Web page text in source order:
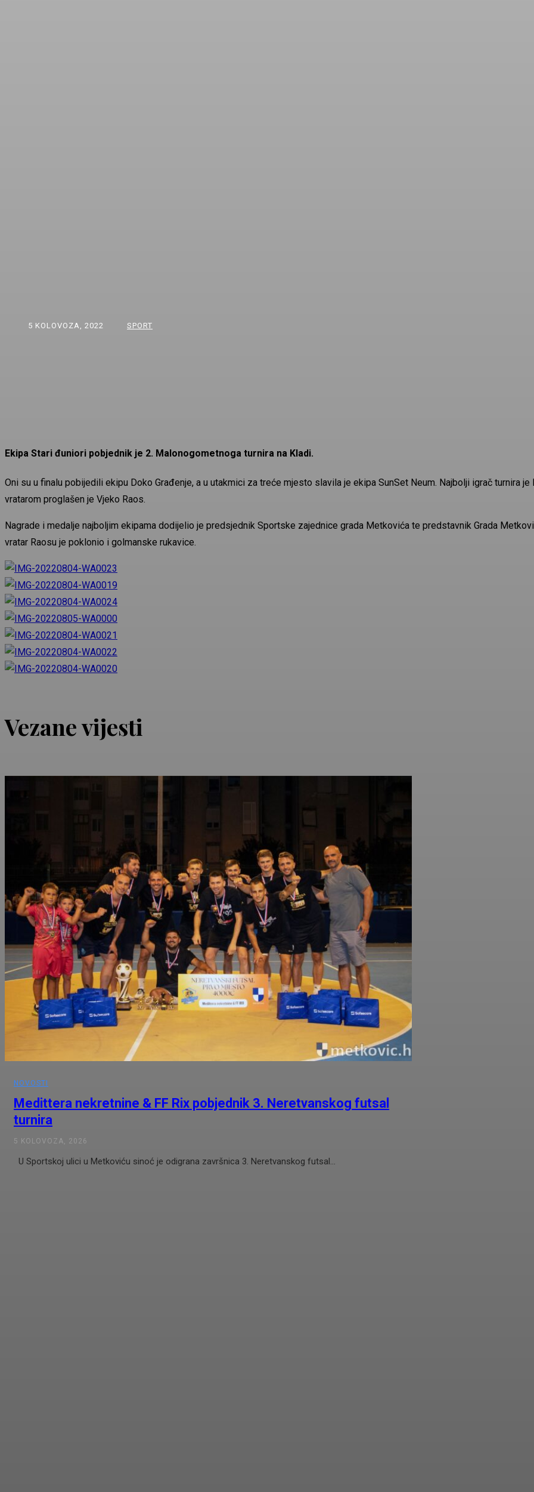
5 KOLOVOZA, 2022 SPORT
Ekipa Stari đuniori pobjednik je 2. Malonogometnoga turnira na Kladi.
Oni su u finalu pobijedili ekipu Doko Građenje, a u utakmici za treće mjesto slavila je ekipa SunSet Neum. Najbolji igrač turnira
vratarom proglašen je Vjeko Raos.
Nagrade i medalje najboljim ekipama dodijelio je predsjednik Sportske zajednice grada Metkovića te predstavnik Grada
vratar Raosu je poklonio i golmanske rukavice.
Vezane vijesti
NOVOSTI
Medittera nekretnine & FF Rix pobjednik 3. Neretvanskog futsal
turnira
5 KOLOVOZA, 2026
U Sportskoj ulici u Metkoviću sinoć je odigrana završnica 3. Neretvanskog futsal...